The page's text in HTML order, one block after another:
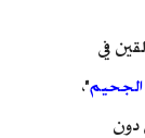
في
الجحيم"،
دون